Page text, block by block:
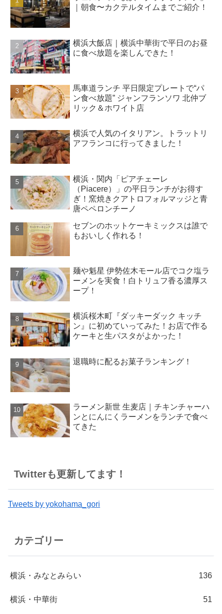
｜朝食〜カクテルタイムまでご紹介！
横浜大飯店｜横浜中華街で平日のお昼
に食べ放題を楽しんできた！
馬車道ランチ 平日限定プレートで“パ
ン食べ放題” ジャンフランソワ 北仲ブ
リック＆ホワイト店
横浜で人気のイタリアン。トラットリ
アフランコに行ってきました！
横浜・関内「ピアチェーレ
（Piacere）」の平日ランチがお得す
ぎ！窯焼きクアトロフォルマッジと青
唐ペペロンチーノ
セブンのホットケーキミックスは誰で
もおいしく作れる！
麺や魁星 伊勢佐木モール店でコク塩ラ
ーメンを実食！白トリュフ香る濃厚ス
ープ！
横浜桜木町『ダッキーダック キッチ
ン』に初めていってみた！お店で作る
ケーキと生パスタがよかった！
退職時に配るお菓子ランキング！
ラーメン新世 生麦店｜チキンチャーハ
ンとにんにくラーメンをランチで食べ
てきた
Twitterも更新してます！
Tweets by yokohama_gori
カテゴリー
横浜・みなとみらい 136
横浜・中華街 51